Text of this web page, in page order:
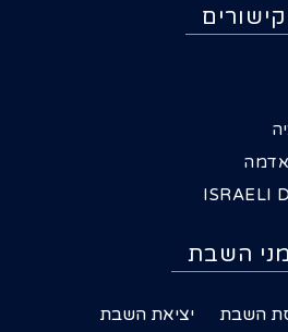
קישורים
אדמה
ISRAELI
השבת
השבת
יציאת השבת